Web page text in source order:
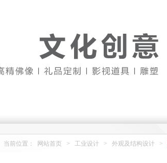
当前位置： 网站首页 > 工业设计 > 外观及结构设计 >